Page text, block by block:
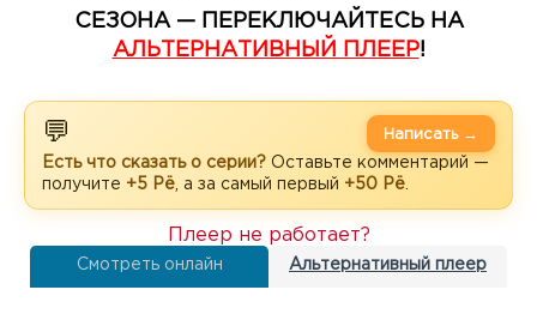
СЕЗОНА — ПЕРЕКЛЮЧАЙТЕСЬ НА
АЛЬТЕРНАТИВНЫЙ ПЛЕЕР!
💬
Есть что сказать о серии? Оставьте комментарий —
получите +5 Рё , а за самый первый +50 Рё
Написать →
Смотреть онлайн Альтернативный плеер
Плеер не работает?